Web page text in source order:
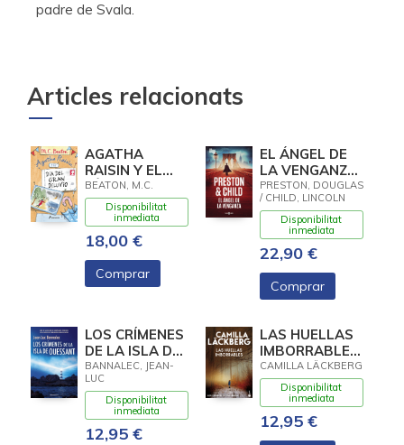
padre de Svala.
Articles relacionats
AGATHA
RAISIN Y EL
DÍA DEL GRAN
DILUVIO
(AGATHA
RAISIN 12)
BEATON, M.C.
Disponibilitat
inmediata
18,00 €
Comprar
EL ÁNGEL DE
LA VENGANZA
(INSPECTOR
PENDERGAST
PRESTON, DOUGLAS
/ CHILD, LINCOLN
Disponibilitat
inmediata
22,90 €
Comprar
LOS CRÍMENES
DE LA ISLA DE
OUESSANT
(COMISARIO
DUPIN 13)
BANNALEC, JEAN-
LUC
Disponibilitat
inmediata
12,95 €
LAS HUELLAS
IMBORRABLES
(LOS
CRIMENES DE
FJALLBACK
CAMILLA LÄCKBERG
Disponibilitat
inmediata
12,95 €